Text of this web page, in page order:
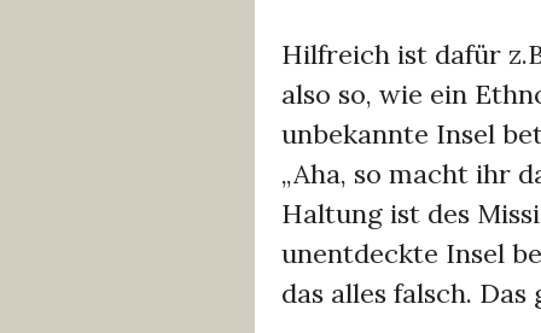
Hilfreich ist dafür
also so, wie ein
unbekannte Insel
„Aha, so macht ihr
Haltung ist des
unentdeckte Insel
das alles falsch. Das